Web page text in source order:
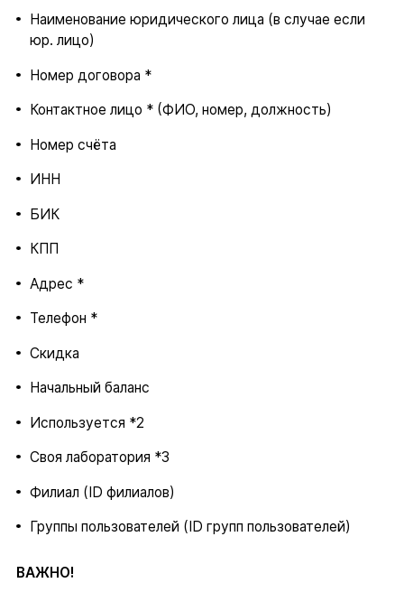
Наименование юридического лица (в случае если
юр. лицо)
Номер договора *
Контактное лицо * (ФИО, номер, должность)
Номер счёта
ИНН
БИК
КПП
Адрес *
Телефон *
Скидка
Начальный баланс
Используется *2
Своя лаборатория *3
Филиал (ID филиалов)
Группы пользователей (ID групп пользователей)
ВАЖНО!